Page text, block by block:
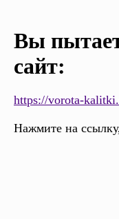
Вы
сайт:
https://vorota-
Нажмите на